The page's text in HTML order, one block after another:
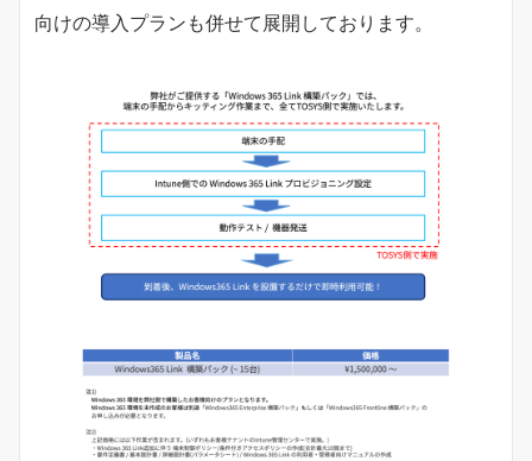
向けの導入プランも併せて展開しております。